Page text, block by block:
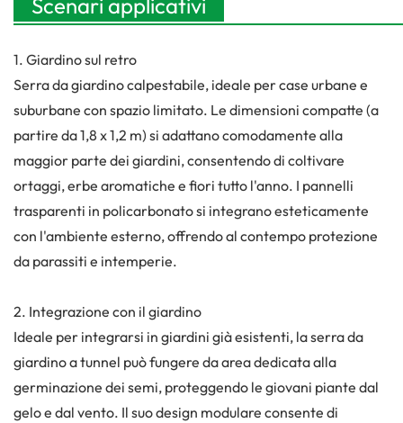
Scenari applicativi
1. Giardino sul retro
Serra da giardino calpestabile, ideale per case urbane e
suburbane con spazio limitato. Le dimensioni compatte (a
partire da 1,8 x 1,2 m) si adattano comodamente alla
maggior parte dei giardini, consentendo di coltivare
ortaggi, erbe aromatiche e fiori tutto l'anno. I pannelli
trasparenti in policarbonato si integrano esteticamente
con l'ambiente esterno, offrendo al contempo protezione
da parassiti e intemperie.
2. Integrazione con il giardino
Ideale per integrarsi in giardini già esistenti, la serra da
giardino a tunnel può fungere da area dedicata alla
germinazione dei semi, proteggendo le giovani piante dal
gelo e dal vento. Il suo design modulare consente di